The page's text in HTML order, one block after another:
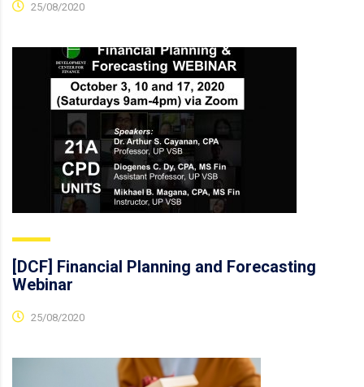
25/08/2020
[DCF] Financial Planning and Forecasting
Webinar
25/08/2020